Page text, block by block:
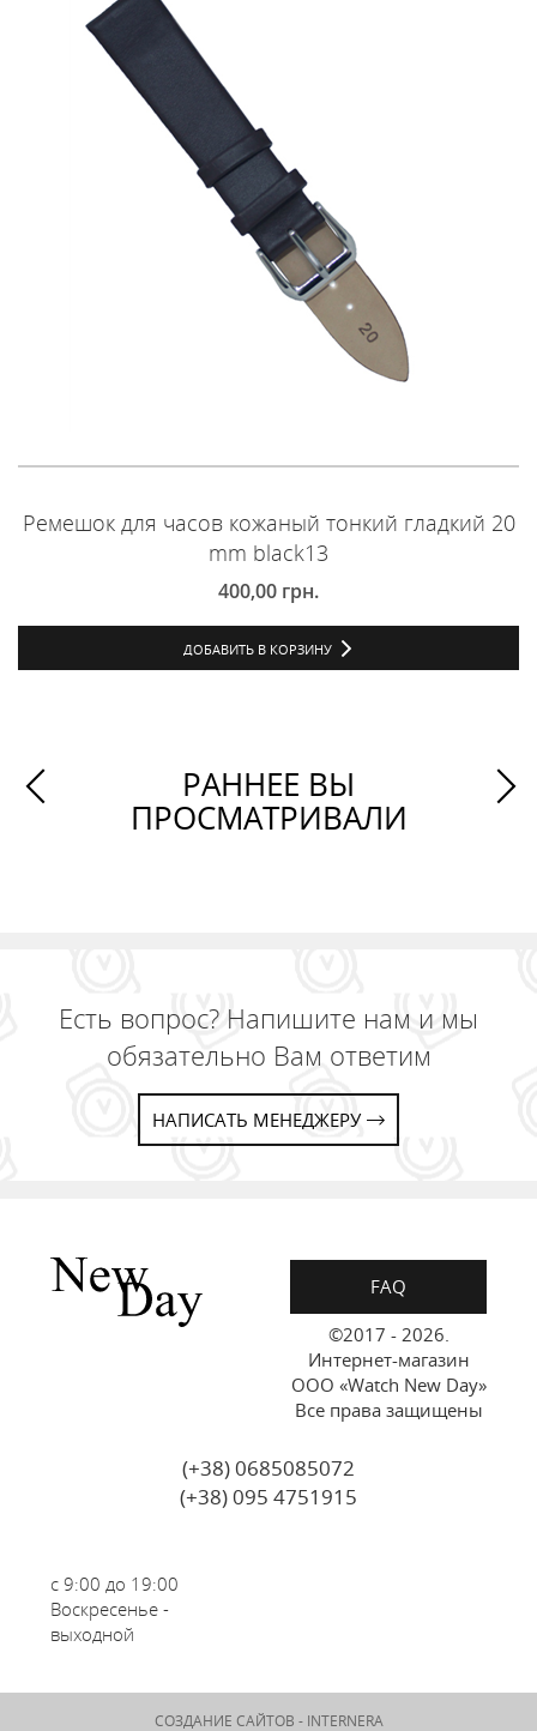
Ремешок для часов кожаный тонкий гладкий 20
mm black13
400,00 грн.
ДОБАВИТЬ В КОРЗИНУ
РАННЕЕ ВЫ
ПРОСМАТРИВАЛИ
Есть вопрос? Напишите нам и мы
обязательно Вам ответим
НАПИСАТЬ МЕНЕДЖЕРУ
FAQ
©2017 - 2026.
Интернет-магазин
ООО «Watch New Day»
Все права защищены
(+38) 0685085072
(+38) 095 4751915
с 9:00 до 19:00
Воскресенье -
выходной
СОЗДАНИЕ САЙТОВ - INTERNERA